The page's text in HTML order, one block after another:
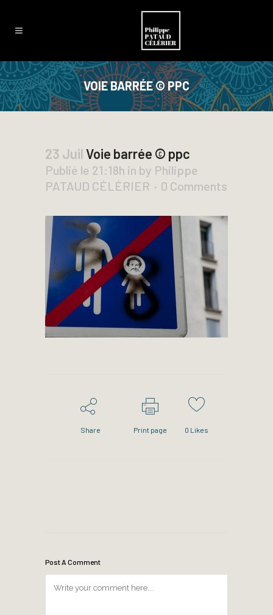
VOIE BARRÉE © PPC
23 Juil Voie barrée © ppc
Publié le 21:18h in by Philippe
PATAUD CÉLÉRIER
0 Comments
Share Print page 0 Likes
Post A Comment